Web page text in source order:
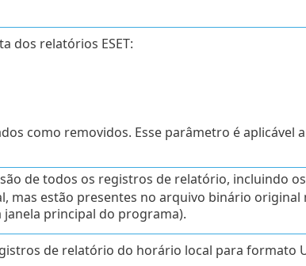
dos relatórios ESET:
como removidos. Esse parâmetro é aplicável
de todos os registros de relatório, incluindo
mas estão presentes no arquivo binário
principal do programa).
de relatório do horário local para formato